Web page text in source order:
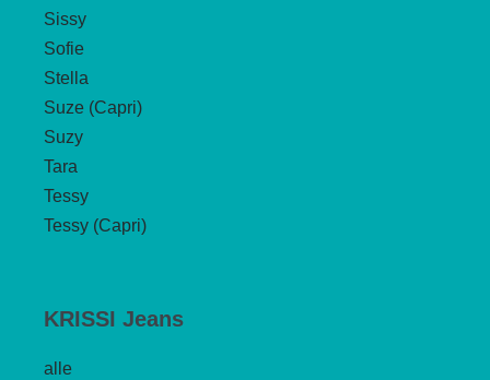
Sissy
Sofie
Stella
Suze (Capri)
Suzy
Tara
Tessy
Tessy (Capri)
KRISSI Jeans
alle